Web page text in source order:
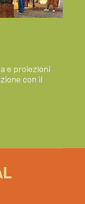
e proiezioni
con il